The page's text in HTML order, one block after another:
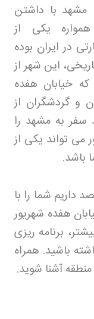
مشهد با داشتن
یکی از
در ایران بوده
این شهر از
خیابان هفده
و گردشگران از
سفر به مشهد را
می تواند یکی از
باشد.
داریم شما را با
هفده شهریور
برنامه ریزی
باشید. همراه
منطقه آشنا شوید.